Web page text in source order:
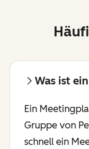
Was ist
Ein
Gruppe von
schnell ein